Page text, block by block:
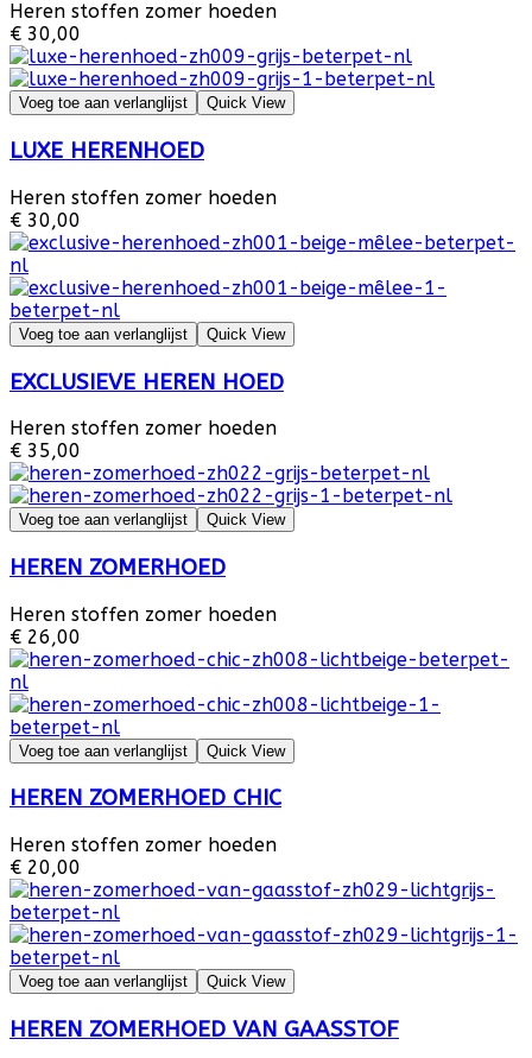
Heren stoffen zomer hoeden
€ 30,00
Voeg toe aan verlanglijst Quick View
LUXE HERENHOED
Heren stoffen zomer hoeden
€ 30,00
Voeg toe aan verlanglijst Quick View
EXCLUSIEVE HEREN HOED
Heren stoffen zomer hoeden
€ 35,00
Voeg toe aan verlanglijst Quick View
HEREN ZOMERHOED
Heren stoffen zomer hoeden
€ 26,00
Voeg toe aan verlanglijst Quick View
HEREN ZOMERHOED CHIC
Heren stoffen zomer hoeden
€ 20,00
Voeg toe aan verlanglijst Quick View
HEREN ZOMERHOED VAN GAASSTOF